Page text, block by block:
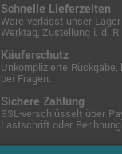
Schnelle Lieferzeiten
Ware verlässt unser
Werktag, Zustellung i. d.
Käuferschutz
Unkomplizierte Rückgabe,
bei Fragen.
Sichere Zahlung
SSL-verschlüsselt über
Lastschrift oder Rechnung.